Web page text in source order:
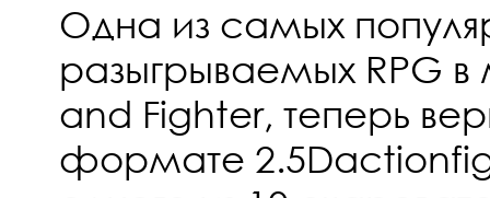
Одна из самых
разыгрываемых RPG
and Fighter, теперь
формате